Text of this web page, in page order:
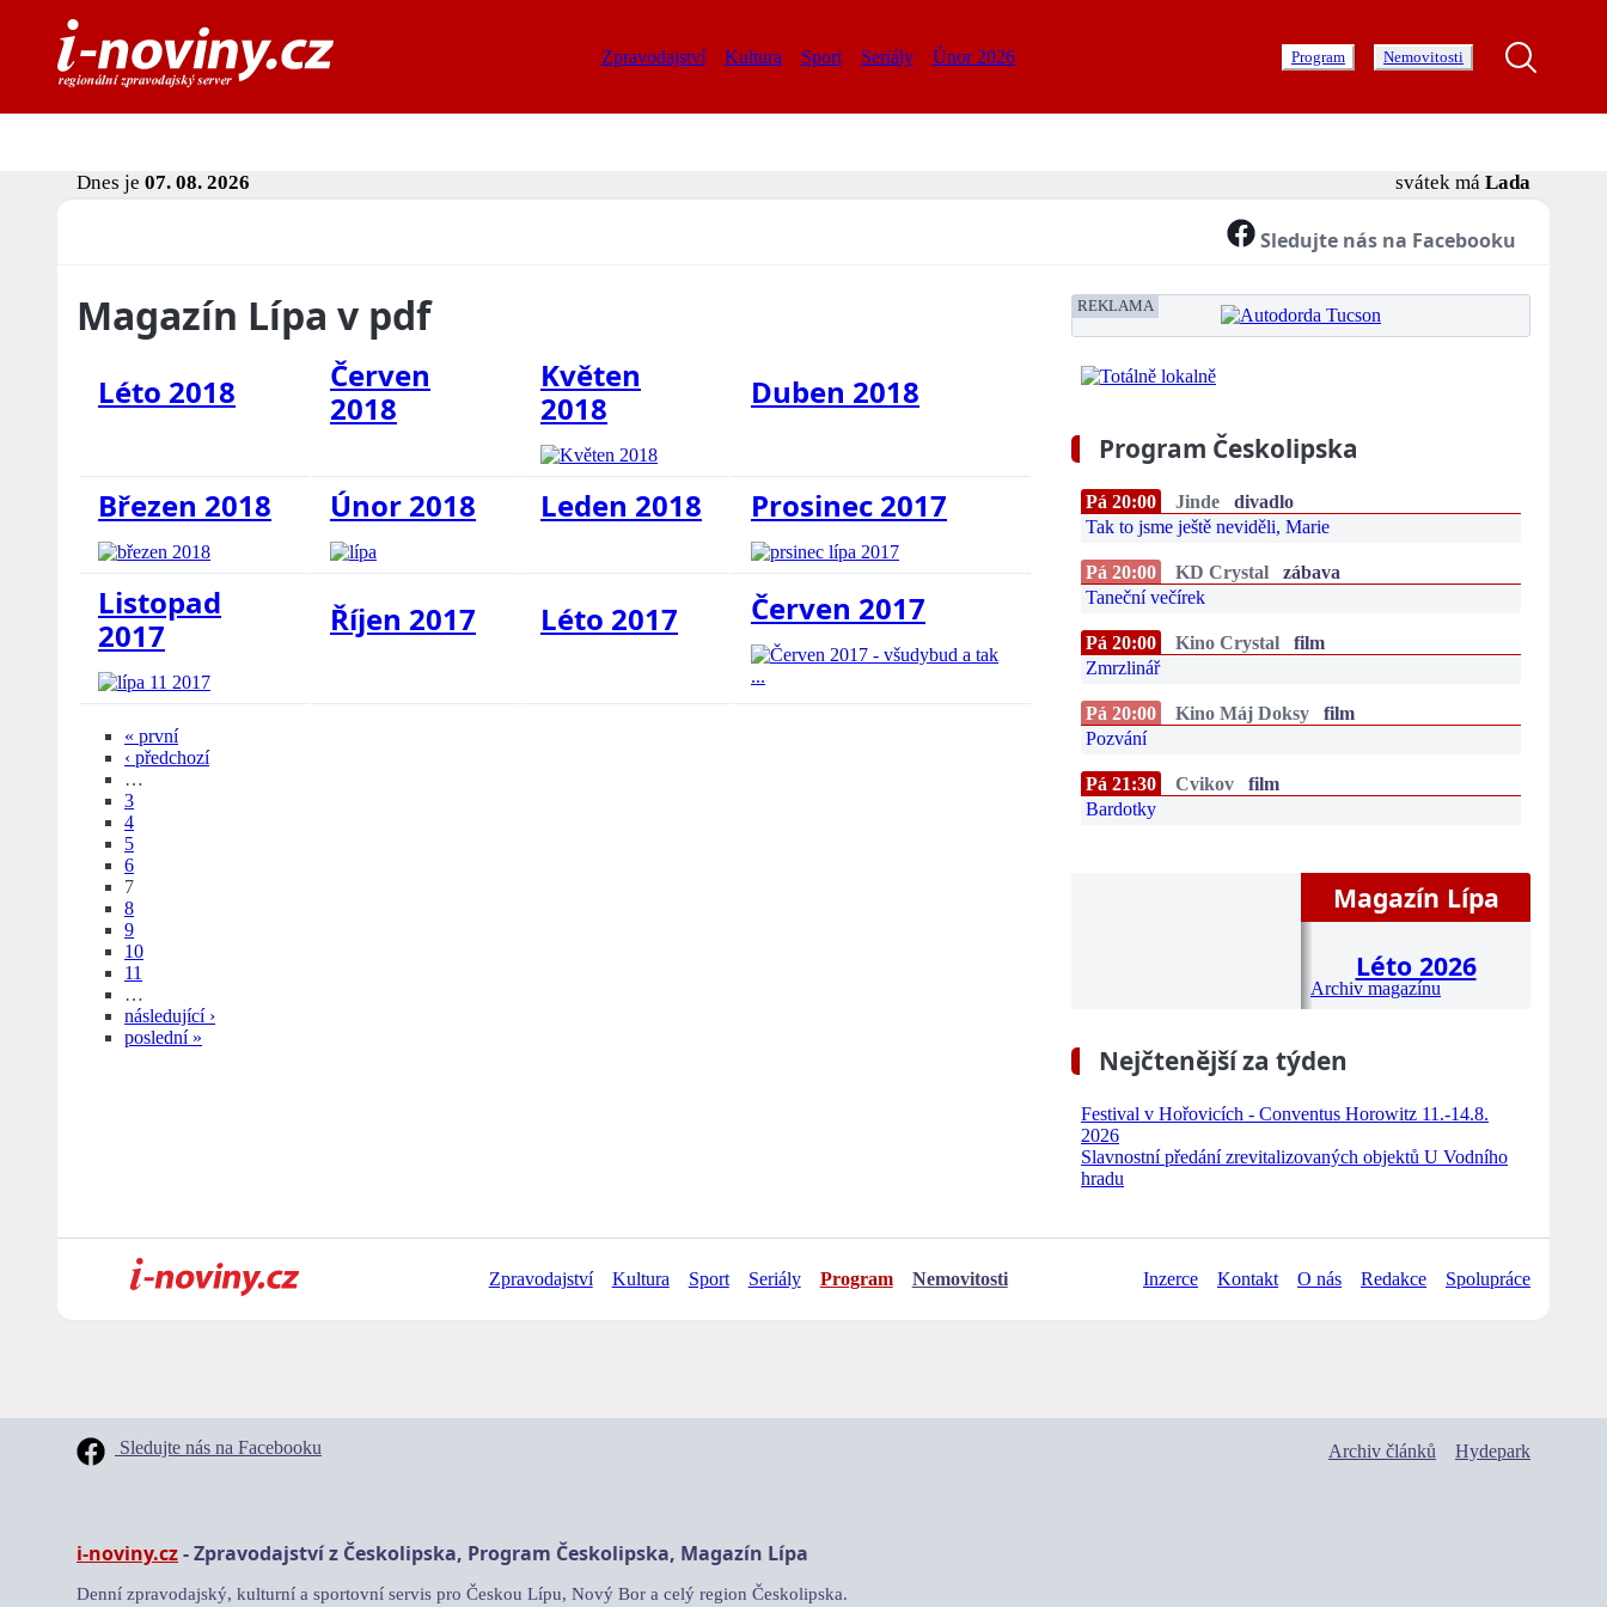
Zpravodajství Kultura Sport Seriály Únor 2026 Program Nemovitosti
Dnes je 07. 08. 2026 svátek má Lada
Sledujte nás na Facebooku
Magazín Lípa v pdf
Léto 2018
Červen
2018
Květen
2018
Duben 2018
Březen 2018 Únor 2018 Leden 2018 Prosinec 2017
Listopad
2017
Říjen 2017 Léto 2017 Červen 2017
« první
‹ předchozí
…
3
4
5
6
7
8
9
10
11
…
následující ›
poslední »
REKLAMA
Program Českolipska
Pá 20:00 Jinde
divadlo
Tak to jsme ještě neviděli, Marie
Pá 20:00 KD Crystal
zábava
Taneční večírek
Pá 20:00 Kino Crystal
film
Zmrzlinář
Pá 20:00 Kino Máj Doksy
film
Pozvání
Pá 21:30 Cvikov
film
Bardotky
Magazín Lípa
Léto 2026
Archiv magazínu
Nejčtenější za týden
Festival v Hořovicích - Conventus Horowitz 11.-14.8.
2026
Slavnostní předání zrevitalizovaných objektů U Vodního
hradu
Zpravodajství Kultura Sport Seriály Program Nemovitosti Inzerce Kontakt O nás Redakce Spolupráce
Sledujte nás na Facebooku Archiv článků Hydepark
i-noviny.cz- Zpravodajství z Českolipska, Program Českolipska, Magazín Lípa
Denní zpravodajský, kulturní a sportovní servis pro Českou Lípu, Nový Bor a celý region Českolipska.